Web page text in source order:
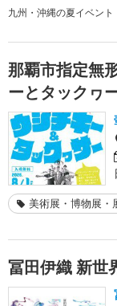
九州・沖縄の夏イベント
那覇市指定無
ーとタックヮ
美術展・博物展・
冨田伊織 新世